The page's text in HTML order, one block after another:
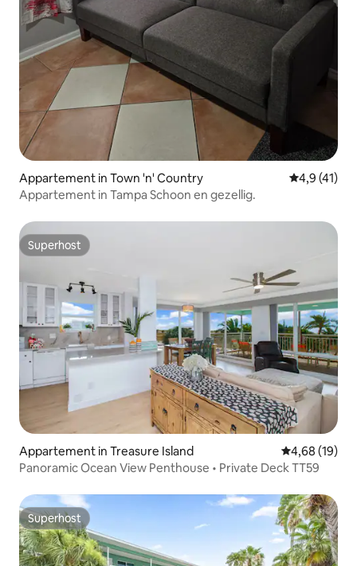
Appartement in Town 'n' Country
4,9 (41)
Appartement in Tampa Schoon en gezellig.
Superhost
Superhost
Appartement in Treasure Island Gemiddelde
4,68 (19)
Panoramic Ocean View Penthouse • Private Deck TT59
Superhost
Superhost